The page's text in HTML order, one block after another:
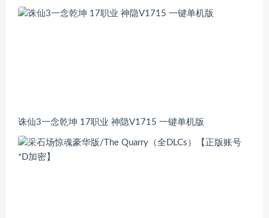
诛仙3一念乾坤 17职业 神隐V1715 一键单机版